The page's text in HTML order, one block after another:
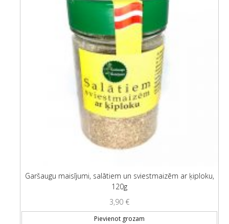
Garšaugu maisījumi, salātiem un sviestmaizēm ar ķiploku,
120g
3,90 €
Pievienot grozam